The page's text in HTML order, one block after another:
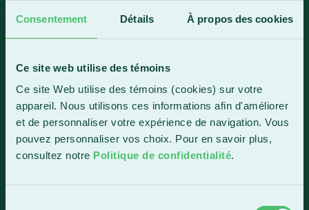
Consentement Détails À propos des cookies
Ce site web utilise des témoins
Ce site Web utilise des témoins (cookies) sur votre
appareil. Nous utilisons ces informations afin d'améliorer
et de personnaliser votre expérience de navigation. Vous
pouvez personnaliser vos choix. Pour en savoir plus,
consultez notre Politique de confidentialité.
Sainte-Marie
1150, boul. Vachon Nord
Sainte-Marie (Québec) G6E 0R1
Horaire de la réception
Lundi-vendredi : 7 h 30 à 15 h 30